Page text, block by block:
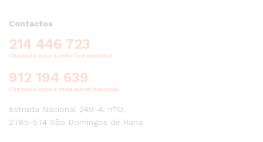
Contactos
214 446 723
Chamada para a rede fixa nacional
912 194 639
Chamada para a rede móvel nacional
Estrada Nacional 249-4, nº10,
2785-574 São Domingos de Rana